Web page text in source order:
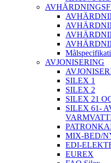
AVJONISERING
SILEX 1
SILEX 2
SILEX 21
SILEX 61-
MIX-BED/
EDI-
EUREX